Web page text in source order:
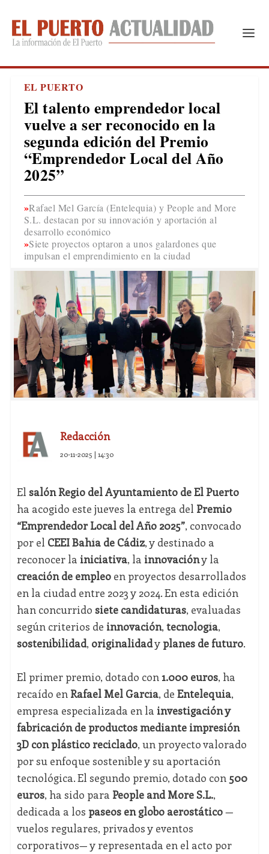
EL PUERTO
El talento emprendedor local
vuelve a ser reconocido en la
segunda edición del Premio
“Emprendedor Local del Año
2025”
Rafael Mel García (Entelequia) y People and More
S.L. destacan por su innovación y aportación al
desarrollo económico
Siete proyectos optaron a unos galardones que
impulsan el emprendimiento en la ciudad
Redacción
20-11-2025 | 14:30
El salón Regio del Ayuntamiento de El Puerto
ha acogido este jueves la entrega del Premio
“Emprendedor Local del Año 2025”, convocado
por el CEEI Bahía de Cádiz, y destinado a
reconocer la iniciativa, la innovacióny la
creación de empleoen proyectos desarrollados
en la ciudad entre 2023 y 2024. En esta edición
han concurrido siete candidaturas, evaluadas
según criterios de innovación, tecnología,
sostenibilidad, originalidady planes de futuro.
El primer premio, dotado con1.000 euros, ha
recaído en Rafael Mel García, de Entelequia,
empresa especializada en la investigación y
fabricación de productos mediante impresión
3D con plástico reciclado, un proyecto valorado
por su enfoque sostenible y su aportación
tecnológica. El segundo premio, dotado con 500
euros, ha sido para People and More S.L.,
dedicada a los paseos en globo aerostático—
vuelos regulares, privados y eventos
corporativos— y representada en el acto por